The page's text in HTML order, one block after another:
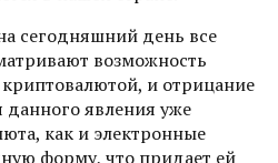
сегодняшний день все
возможность
и отрицание
данного явления уже
как и электронные
форму, что придает ей